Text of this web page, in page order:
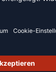
US